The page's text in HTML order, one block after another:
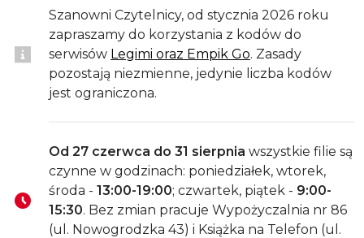
Szanowni Czytelnicy, od stycznia 2026 roku
zapraszamy do korzystania z kodów do
serwisów Legimi oraz Empik Go. Zasady
pozostają niezmienne, jedynie liczba kodów
jest ograniczona.
Od 27 czerwca do 31 sierpnia wszystkie filie są
czynne w godzinach: poniedziałek, wtorek,
środa - 13:00-19:00; czwartek, piątek - 9:00-
15:30. Bez zmian pracuje Wypożyczalnia nr 86
(ul. Nowogrodzka 43) i Książka na Telefon (ul.